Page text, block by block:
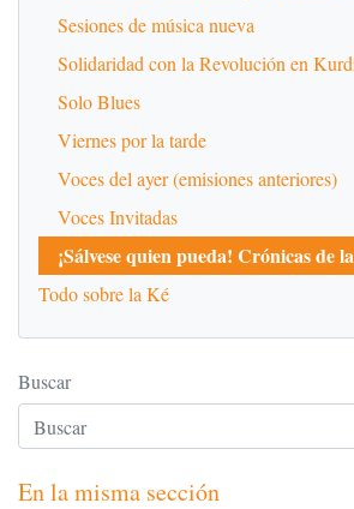
Sesiones de música nueva
Solidaridad con la Revolución en
Solo Blues
Viernes por la tarde
Voces del ayer (emisiones anteriores)
Voces Invitadas
¡Sálvese quien pueda! Crónicas de
Todo sobre la Ké
Buscar
En la misma sección